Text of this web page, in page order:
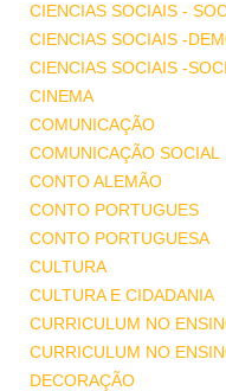
CIENCIAS SOCIAIS -
CIENCIAS SOCIAIS -
CIENCIAS SOCIAIS -
CINEMA
COMUNICAÇÃO
COMUNICAÇÃO SOCIAL
CONTO ALEMÃO
CONTO PORTUGUES
CONTO PORTUGUESA
CULTURA
CULTURA E CIDADANIA
CURRICULUM NO
CURRICULUM NO
DECORAÇÃO